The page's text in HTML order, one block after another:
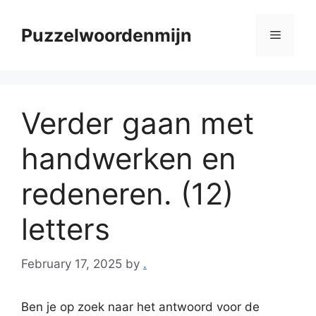
contentPuzzelwoordenmijn Menu
Verder gaan met
handwerken en
redeneren. (12)
letters
February 17, 2025 by .
Ben je op zoek naar het antwoord voor de